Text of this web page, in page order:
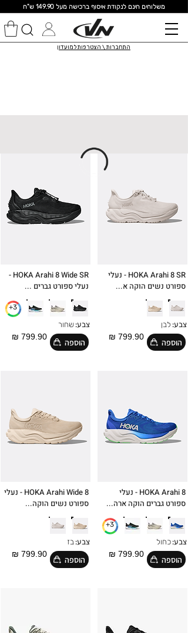
משלוחים חינם לנקודת איסוף ברכישה מעל 149.90 ש"ח
התחברות \ הצטרפות למועדון
HOKA Arahi 8 SR - נעלי
ספורט נשים הוקה א...
799.90 ₪
הוספה
לבן צבע:
HOKA Arahi 8 - נעלי
ספורט גברים הוקה ארה...
799.90 ₪
הוספה
כחול צבע:
3+
HOKA Arahi 8 Wide SR -
נעלי ספורט גברים ...
799.90 ₪
הוספה
שחור צבע:
3+
HOKA Arahi Wide 8 - נעלי
ספורט נשים הוקה...
799.90 ₪
הוספה
בז צבע: